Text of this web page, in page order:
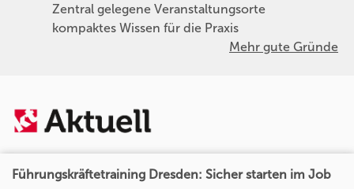
Zentral gelegene Veranstaltungsorte
kompaktes Wissen für die Praxis
Mehr gute Gründe
Führungskräftetraining Dresden: Sicher starten im Job